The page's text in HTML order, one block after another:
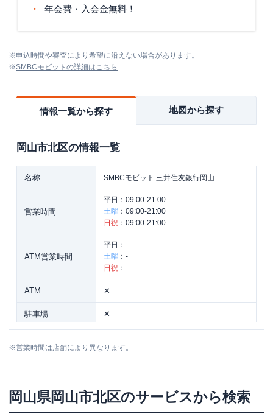
年会費・入会金無料！
※申込時間や審査により希望に沿えない場合があります。
※SMBCモビット の詳細はこちら
情報一覧から探す 地図から探す
岡山市北区の情報一覧
名称 SMBCモビット 三井住友銀行岡山
営業時間
平日： 09:00-21:00
土曜 ： 09:00-21:00
日祝 ： 09:00-21:00
ATM営業時間
平日： -
土曜 ： -
日祝 ： -
ATM ✕
駐車場 ✕
※営業時間は店舗により異なります。
岡山県岡山市北区のサービスから検索